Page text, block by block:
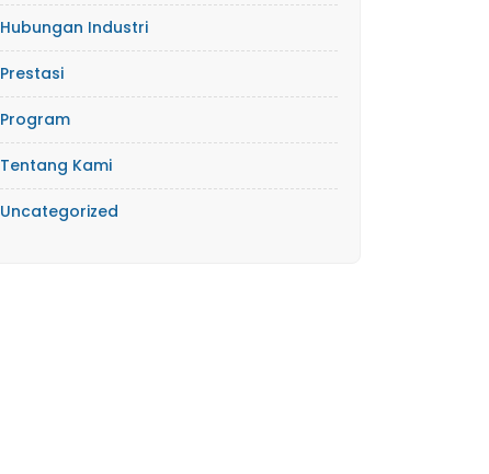
Hubungan Industri
Prestasi
Program
Tentang Kami
Uncategorized